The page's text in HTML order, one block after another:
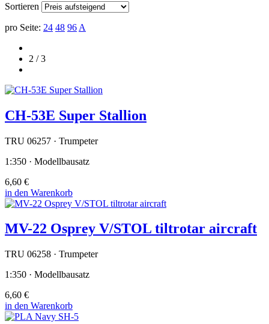
Sortieren
pro Seite: 24 48 96 A
2 / 3
CH-53E Super Stallion
TRU 06257 · Trumpeter
1:350 · Modellbausatz
6,60 €
in den Warenkorb
MV-22 Osprey V/STOL tiltrotar aircraft
TRU 06258 · Trumpeter
1:350 · Modellbausatz
6,60 €
in den Warenkorb